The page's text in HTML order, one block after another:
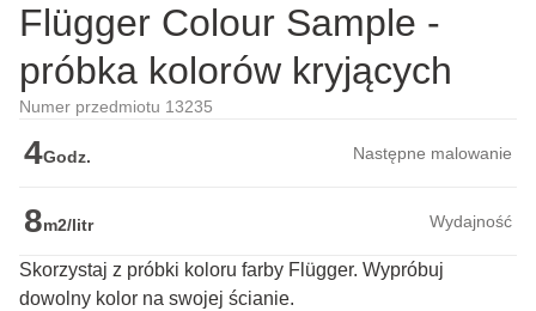
Flügger Colour Sample -
próbka kolorów kryjących
Numer przedmiotu 13235
4Godz. Następne malowanie
8m2/litr Wydajność
Skorzystaj z próbki koloru farby Flügger. Wypróbuj
dowolny kolor na swojej ścianie.